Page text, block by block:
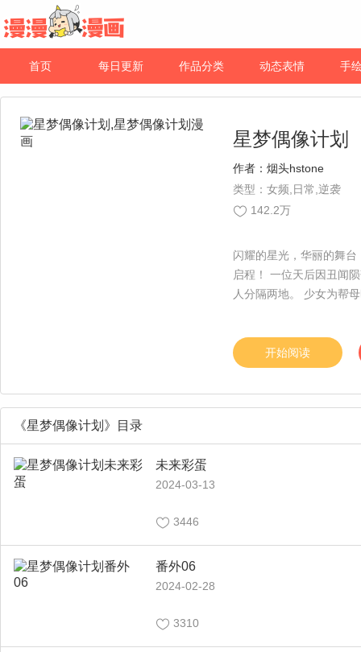
首页 每日更新 作品分类 动态表情 手
星梦偶像计划
作者： 烟头hstone
类型：女频,日常,逆袭
142.2万
闪耀的星光，华丽的舞
启程！ 一位天后因丑闻
人分隔两地。 少女为帮
开始阅读
《星梦偶像计划》目录
未来彩蛋
2024-03-13
3446
番外06
2024-02-28
3310